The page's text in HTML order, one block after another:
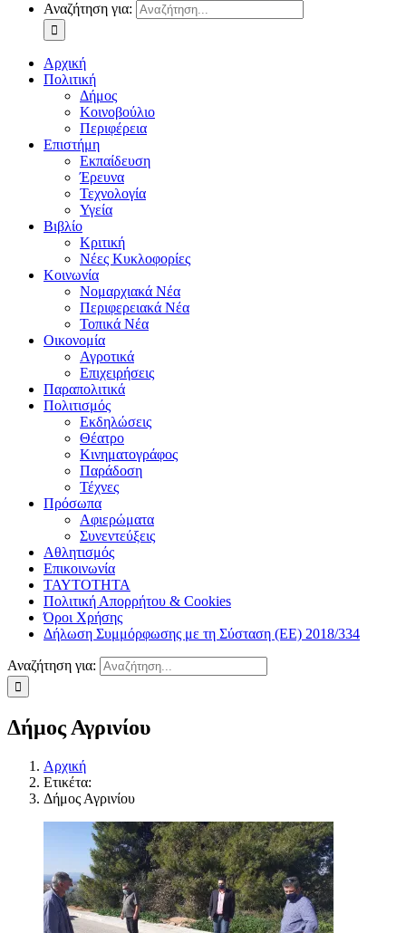
Αναζήτηση για:
Αρχική
Πολιτική
Δήμος
Κοινοβούλιο
Περιφέρεια
Επιστήμη
Εκπαίδευση
Έρευνα
Τεχνολογία
Υγεία
Βιβλίο
Κριτική
Νέες Κυκλοφορίες
Κοινωνία
Νομαρχιακά Νέα
Περιφερειακά Νέα
Τοπικά Νέα
Οικονομία
Αγροτικά
Επιχειρήσεις
Παραπολιτικά
Πολιτισμός
Εκδηλώσεις
Θέατρο
Κινηματογράφος
Παράδοση
Τέχνες
Πρόσωπα
Αφιερώματα
Συνεντεύξεις
Αθλητισμός
Επικοινωνία
ΤΑΥΤΟΤΗΤΑ
Πολιτική Απορρήτου & Cookies
Όροι Χρήσης
Δήλωση Συμμόρφωσης με τη Σύσταση (ΕΕ) 2018/334
Αναζήτηση για:
Δήμος Αγρινίου
Αρχική
Ετικέτα:
Δήμος Αγρινίου